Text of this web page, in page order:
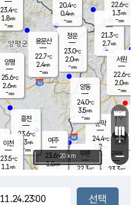
문막
24.4℃
3.0m/s
mm
부론
22.3℃
청운
23.0℃
2.0m/s
-mm
20.4℃
0.4m/s
-mm
여주
23.6℃
1.8m/s
양동
24.0℃
3.5m/s
-mm
장호원
23.4℃
1.8m/s
-mm
흥천
23.6℃
1.3m/s
-mm
시동
21.3℃
2.7m/s
- mm
귀래
23.3℃
서원
22.6℃
2.0m/s
-mm
용문산
22.7℃
2.4m/s
-mm
22.6℃
1.3m/s
-mm
이천
23.5℃
1.1 m/s
양평
25.6℃
2.6m/s
-mm
+
−
20 km